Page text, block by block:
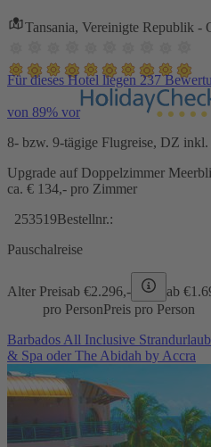
Tansania, Vereinigte Republik -
Für dieses Hotel liegen 237
von 89% vor
8- bzw. 9-tägige Flugreise, DZ
Upgrade auf Doppelzimmer
ca. € 134,- pro Zimmer
253519Bestellnr.:
Pauschalreise
Alter Preisab €2.296,- ab €
pro PersonPreis pro Person
Barbados All Inclusive
& Spa oder The Abidah by Accra